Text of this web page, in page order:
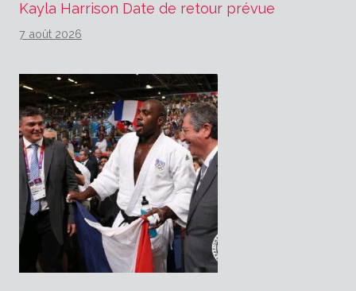
Kayla Harrison Date de retour prévue
7 août 2026